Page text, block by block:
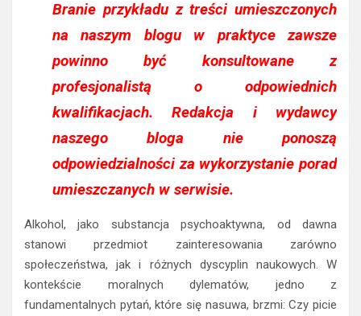
Branie przykładu z treści umieszczonych
na naszym blogu w praktyce zawsze
powinno być konsultowane z
profesjonalistą o odpowiednich
kwalifikacjach. Redakcja i wydawcy
naszego bloga nie ponoszą
odpowiedzialności za wykorzystanie porad
umieszczanych w serwisie.
Alkohol, jako substancja psychoaktywna, od dawna
stanowi przedmiot zainteresowania zarówno
społeczeństwa, jak i różnych dyscyplin naukowych. W
kontekście moralnych dylematów, jedno z
fundamentalnych pytań, które się nasuwa, brzmi: Czy picie